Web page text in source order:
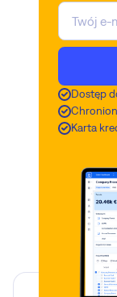
Dostęp
Karta